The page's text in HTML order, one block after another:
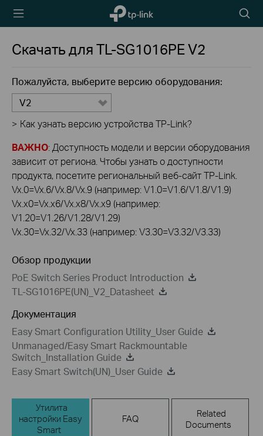
TP-Link,
Reliably
icon
Скачать дляTL-SG1016PEV2
Пожалуйста, выберите версию оборудования:
V2
> Как узнать версию устройства TP-Link?
ВАЖНО: Доступность модели и версии оборудования
зависит от региона. Чтобы узнать о доступности
продукта, посетите региональный веб-сайт TP-Link.
Vx.0=Vx.6/Vx.8/Vx.9 (например: V1.0=V1.6/V1.8/V1.9)
Vx.x0=Vx.x6/Vx.x8/Vx.x9 (например:
V1.20=V1.26/V1.28/V1.29)
Vx.30=Vx.32/Vx.33 (например: V3.30=V3.32/V3.33)
Обзор продукции
PoE Switch Series Product Introduction
TL-SG1016PE(UN)_V2_Datasheet
Документация
Easy Smart Configuration Utility_User Guide
Unmanaged/Easy Smart Rackmountable
Switch_Installation Guide
Easy Smart Switch(UN)_User Guide
Утилита
настройки Easy
Smart
FAQ
Related
Documents